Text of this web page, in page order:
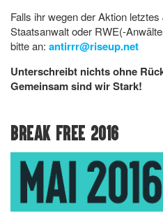
Falls ihr wegen der Aktion
Staatsanwalt oder RWE(-
bitte an: antirrr@riseup.net
Unterschreibt nichts ohne
Gemeinsam sind wir Stark!
BREAK FREE 2016